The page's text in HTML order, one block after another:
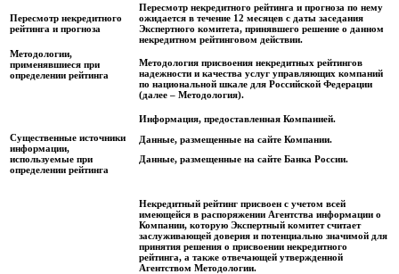
Пересмотр некредитного
рейтинга и прогноза
Пересмотр некредитного рейтинга и прогноза по нему
ожидается в течение 12 месяцев с даты заседания
Экспертного комитета, принявшего решение о данном
некредитном рейтинговом действии.
Методологии,
применявшиеся при
определении рейтинга
Методология присвоения некредитных рейтингов
надежности и качества услуг управляющих компаний
по национальной шкале для Российской Федерации
(далее – Методология).
Существенные источники
информации,
используемые при
определении рейтинга
Информация, предоставленная Компанией.
Данные, размещенные на сайте Компании.
Данные, размещенные на сайте Банка России.
Некредитный рейтинг присвоен с учетом всей
имеющейся в распоряжении Агентства информации о
Компании, которую Экспертный комитет считает
заслуживающей доверия и потенциально значимой для
принятия решения о присвоении некредитного
рейтинга, а также отвечающей утвержденной
Агентством Методологии.